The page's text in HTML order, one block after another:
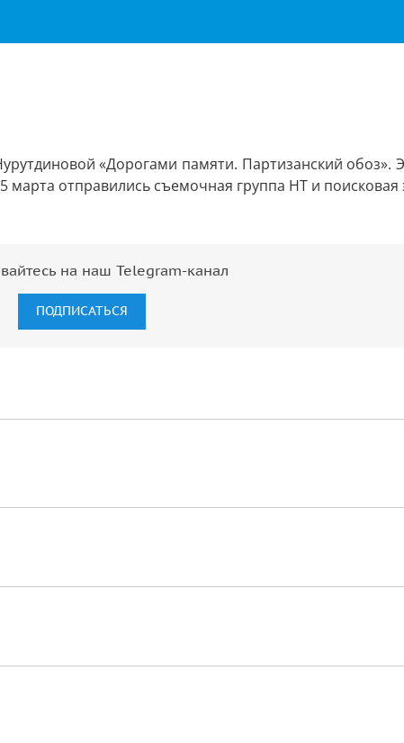
«Дорогами памяти. Партизанский обоз».
отправились съемочная группа НТ и поисковая
на наш Telegram-канал
ПОДПИСАТЬСЯ